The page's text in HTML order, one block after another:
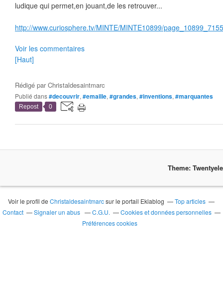
ludique qui permet,en jouant,de les retrouver...
http://www.curiosphere.tv/MINTE/MINTE10899/
Voir les commentaires
[Haut]
Rédigé parChristaldesaintmarc
Publié dans#decouvrir, #emaille, #grandes, #inventions, #marquantes
Repost 0
Theme:
Voir le profil deChristaldesaintmarcsur le portail Eklablog
Top articles
Contact
Signaler un abus C.G.U.
Cookies et données personnelles
Préférences cookies